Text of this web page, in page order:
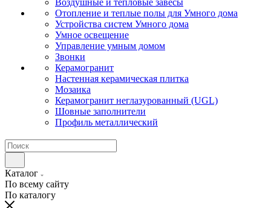
Воздушные и тепловые завесы
Отопление и теплые полы для Умного дома
Устройства систем Умного дома
Умное освещение
Управление умным домом
Звонки
Керамогранит
Настенная керамическая плитка
Мозаика
Керамогранит неглазурованный (UGL)
Шовные заполнители
Профиль металлический
Каталог
По всему сайту
По каталогу